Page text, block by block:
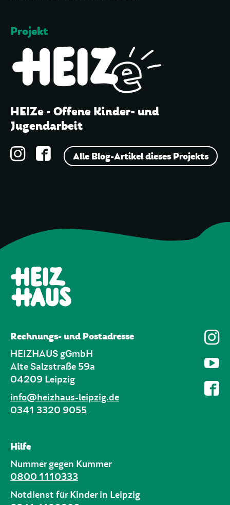
Projekt
HEIZe - Offene Kinder- und
Jugendarbeit
Alle Blog-Artikel dieses Projekts
Rechnungs- und Postadresse
HEIZHAUS gGmbH
Alte Salzstraße 59a
04209 Leipzig
info@heizhaus-leipzig.de
0341 3320 9055
Hilfe
Nummer gegen Kummer
0800 1110333
Notdienst für Kinder in Leipzig